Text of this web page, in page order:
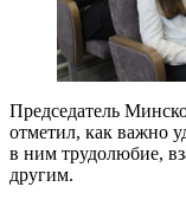
Председатель
отметил, как важно
в ним трудолюбие,
другим.